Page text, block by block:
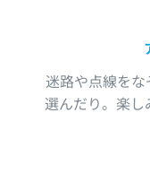
迷路や点線を
選んだり。楽